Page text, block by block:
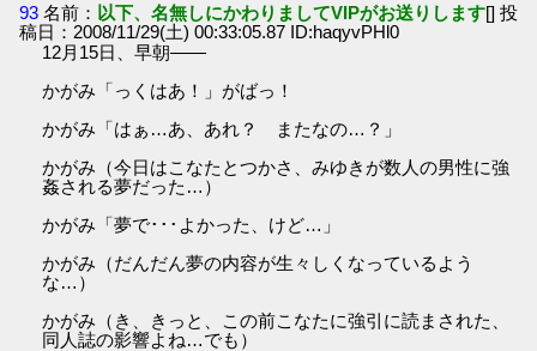
93 名前： 以下、名無しにかわりましてVIPがお送りします[] 投
稿日：2008/11/29(土) 00:33:05.87 ID:haqyvPHl0
12月15日、早朝――
かがみ「っくはあ！」がばっ！
かがみ「はぁ…あ、あれ？ またなの…？」
かがみ（今日はこなたとつかさ、みゆきが数人の男性に強
姦される夢だった…）
かがみ「夢で･･･よかった、けど…」
かがみ（だんだん夢の内容が生々しくなっているよう
な…）
かがみ（き、きっと、この前こなたに強引に読まされた、
同人誌の影響よね…でも）